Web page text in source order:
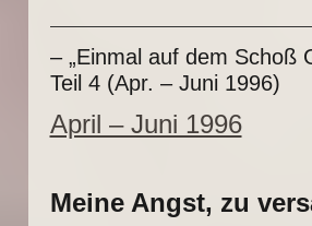
– „Einmal auf dem Schoß
Teil 4 (Apr. – Juni 1996)
April – Juni 1996
Meine Angst, zu